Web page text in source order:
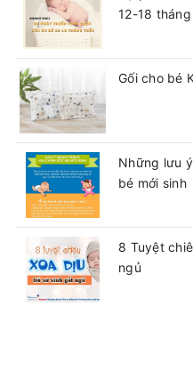
12-18
Gối cho bé
Những lưu
bé mới sinh
8 Tuyệt
ngủ